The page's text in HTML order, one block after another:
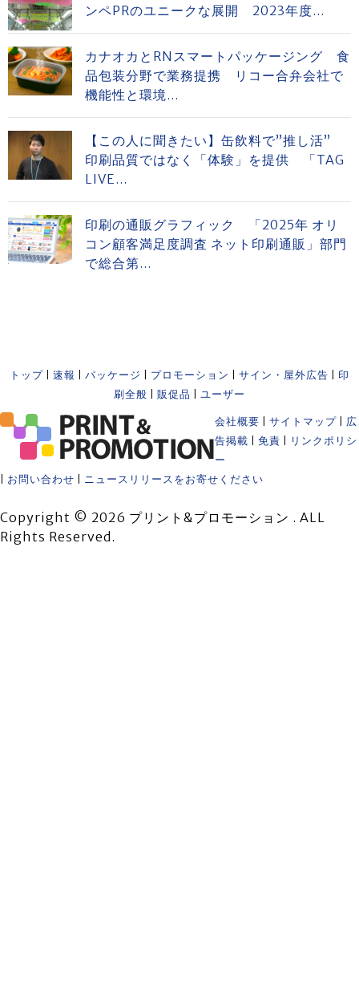
ンペPRのユニークな展開 2023年度...
カナオカとRNスマートパッケージング 食
品包装分野で業務提携 リコー合弁会社で
機能性と環境...
【この人に聞きたい】缶飲料で”推し活”
印刷品質ではなく「体験」を提供 「TAG
LIVE...
印刷の通販グラフィック 「2025年 オリ
コン顧客満足度調査 ネット印刷通販」部門
で総合第...
トップ 速報 パッケージ プロモーション サイン・屋外広告
印
刷全般
販促品 ユーザー
会社概要 サイトマップ
広
告掲載
免責
リンクポリシ
ー
お問い合わせ ニュースリリースをお寄せください
Copyright © 2026 プリント&プロモーション . ALL
Rights Reserved.